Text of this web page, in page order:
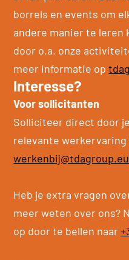
Interesse?
Voor sollicitanten
Solliciteer direct door
relevante
werkenbij@tdagroup.eu
Heb je extra vragen
meer weten over ons?
op door te bellen naar
borrels en events om
andere manier te leren
door o.a. onze
meer informatie op